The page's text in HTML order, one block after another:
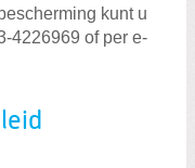
kunt u
4226969 of per e-